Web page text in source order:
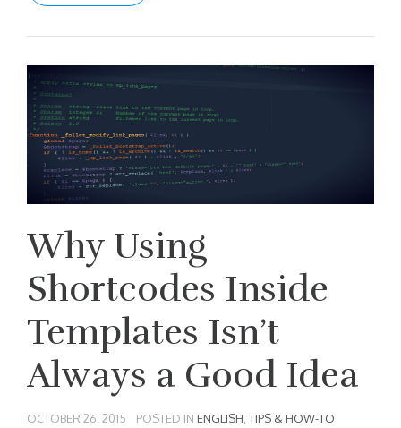
Why Using
Shortcodes Inside
Templates Isn’t
Always a Good Idea
OCTOBER 26, 2015 POSTED IN ENGLISH TIPS & HOW-TO